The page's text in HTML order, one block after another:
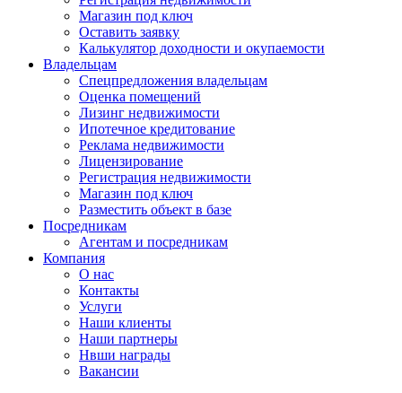
Магазин под ключ
Оставить заявку
Калькулятор доходности и окупаемости
Владельцам
Спецпредложения владельцам
Оценка помещений
Лизинг недвижимости
Ипотечное кредитование
Реклама недвижимости
Лицензирование
Регистрация недвижимости
Магазин под ключ
Разместить объект в базе
Посредникам
Агентам и посредникам
Компания
О нас
Контакты
Услуги
Наши клиенты
Наши партнеры
Нвши награды
Вакансии